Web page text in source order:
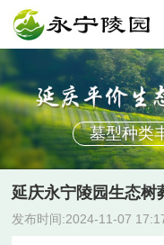
墓型种类
延庆永宁陵园生态树
发布时间:2024-11-07